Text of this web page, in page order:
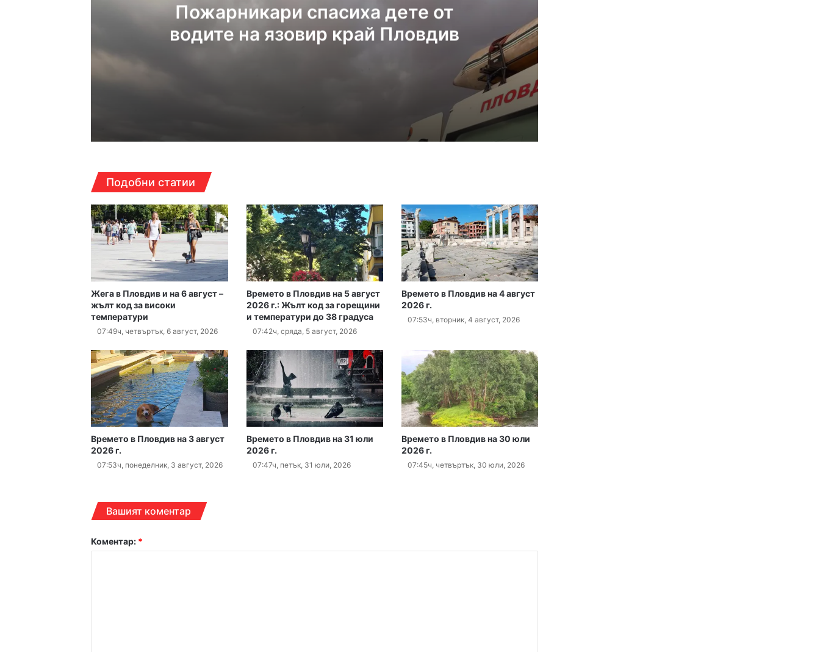
Пожарникари спасиха дете от
водите на язовир край Пловдив
17:06ч, четвъртък, 6 август, 2026
Убийството на Младежкия хълм: безпрецедентна жестокост от „ловци на педофили“
16:40ч, четвъртък, 6 август, 2026
Оставиха в ареста мъж, обвинен в отвличането на жена си и детето им
16:15ч, четвъртък, 6 август, 2026
„Sharenting“ или как с една снимка от плажа излагаме детето си на риск
16:10ч, четвъртък, 6 август, 2026
Хеликоптер се включи в гасенето на пожара в Пазарджишко
16:10ч, четвъртък, 6 август, 2026
Подобни статии
Жега в Пловдив и на 6 август –
жълт код за високи
температури
07:49ч, четвъртък, 6 август, 2026
Времето в Пловдив на 5 август
2026 г.: Жълт код за горещини
и температури до 38 градуса
07:42ч, сряда, 5 август, 2026
Времето в Пловдив на 4 август
2026 г.
07:53ч, вторник, 4 август, 2026
Времето в Пловдив на 3 август
2026 г.
07:53ч, понеделник, 3 август, 2026
Времето в Пловдив на 31 юли
2026 г.
07:47ч, петък, 31 юли, 2026
Времето в Пловдив на 30 юли
2026 г.
07:45ч, четвъртък, 30 юли, 2026
Вашият коментар
Коментар: *